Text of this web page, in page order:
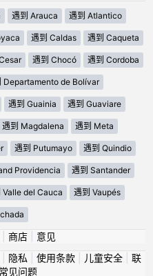
遇到 Arauca 遇到 Atlantico
遇到 Caldas 遇到 Caqueta
遇到 Chocó 遇到 Cordoba
Departamento de Bolívar
遇到 Guainia 遇到 Guaviare
遇到 Magdalena 遇到 Meta
遇到 Putumayo 遇到 Quindio
Providencia 遇到 Santander
Valle del Cauca 遇到 Vaupés
商店| 意见
隐私 使用条款| 儿童安全| 联
常见问题